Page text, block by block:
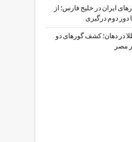
ایران در خلیج فارس؛ از
دور دوم درگیری
در دهان؛ کشف گورهای دو
مصر